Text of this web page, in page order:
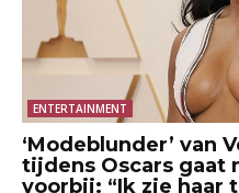
ENTERTAINMENT
‘Modeblunder’ van
tijdens Oscars gaat
voorbij: “Ik zie haar